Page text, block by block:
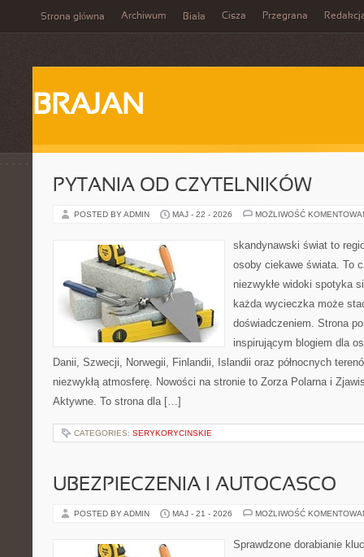
Strona główna Archiwum Biała Cisza Przegrana
BRAJAN
PYTANIA OD CZYTELNIKÓW
POSTED BY ADMIN MAJ - 22 - 2026 MOŻLIWOŚĆ
skandynawski świat to
osoby ciekawe świata. To
niezwykłe widoki spotyka
każda wycieczka może
doświadczeniem. Strona
inspirującym blogiem dla
Danii, Szwecji, Norwegii, Finlandii, Islandii oraz północnych
niezwykłą atmosferę. Nowości na stronie to Zorza Polarna i
Aktywne. To strona dla […]
CATEGORIES: SERYKORYCINSKIE
UBEZPIECZENIA I AUTOCASCO
POSTED BY ADMIN MAJ - 21 - 2026 MOŻLIWOŚĆ
Sprawdzone dorabianie